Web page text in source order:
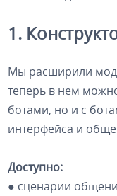
1.
Мы расширили
теперь в нем
ботами, но и с
интерфейса и
Доступно:
● сценарии